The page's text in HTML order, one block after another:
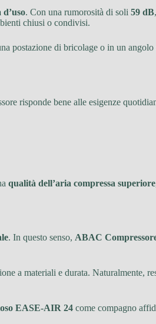
. Con una rumorosità di soli 59 dB
chiusi o condivisi.
postazione di bricolage o in un
risponde bene alle esigenze
qualità dell’aria compressa superiore
. In questo senso, ABAC
a materiali e durata. Naturalmente,
EASE-AIR 24 come compagno